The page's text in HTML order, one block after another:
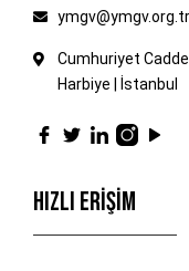
ymgv@ymgv.org.tr
Cumhuriyet
Harbiye | İstanbul
HIZLI ERİŞİM